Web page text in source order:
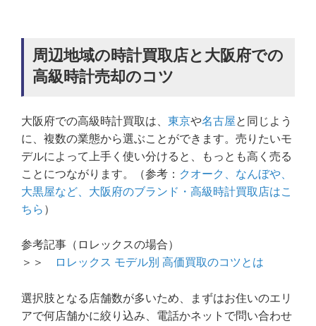
周辺地域の時計買取店と大阪府での
高級時計売却のコツ
大阪府での高級時計買取は、 東京や名古屋と同じよう
に、複数の業態から選ぶことができます。売りたいモ
デルによって上手く使い分けると、もっとも高く売る
ことにつながります。（参考： クオーク、なんぼや、
大黒屋など、大阪府のブランド・高級時計買取店はこ
ちら ）
参考記事（ロレックスの場合）
＞＞
ロレックス モデル別 高価買取のコツとは
選択肢となる店舗数が多いため、まずはお住いのエリ
アで何店舗かに絞り込み、電話かネットで問い合わせ